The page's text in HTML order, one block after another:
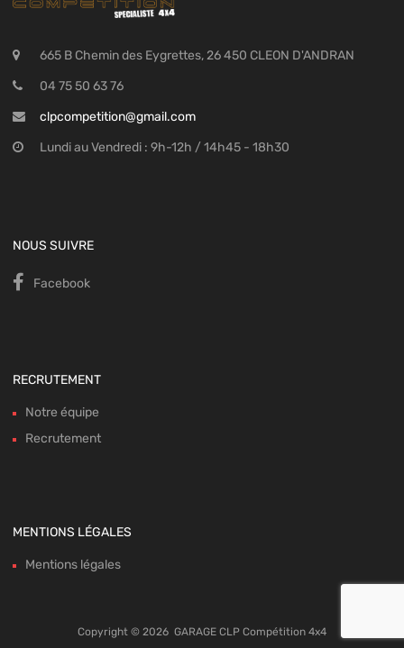
665 B Chemin des Eygrettes, 26 450 CLEON D'ANDRAN
04 75 50 63 76
clpcompetition@gmail.com
Lundi au Vendredi : 9h-12h / 14h45 - 18h30
NOUS SUIVRE
Facebook
RECRUTEMENT
Notre équipe
Recrutement
MENTIONS LÉGALES
Mentions légales
Copyright © 2026 GARAGE CLP Compétition 4x4